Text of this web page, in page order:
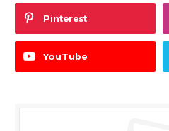
Pinterest
YouTube